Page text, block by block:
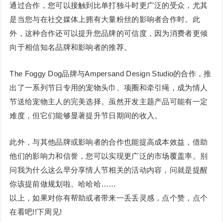
通过合作，您可以接触到比单打独斗时更广泛的受众，尤其
是当您与在社交媒体上拥有大量粉丝的影响者合作时。此
外，这种合作还可以提升您品牌的可信度，因为消费者更倾
向于相信知名品牌和影响者的推荐。
The Foggy Dog品牌与Ampersand Design Studio的合作，推
出了一系列节日专用的宠物头巾、项圈和牵引绳，成为情人
节送给宠物主人的完美选择。虽然开发主题产品可能有一定
难度，但它们能够显著提升节日期间的收入。
此外，与其他品牌或影响者的合作也能提高成本效益，借助
他们的影响力和信誉，您可以实现更广泛的市场覆盖率。别
问我为什么这么早分享情人节相关的活动内容，问就是提醒
你该提前做规划啦。哈哈哈……
以上，如果对你有帮助或者带来一丢丢灵感，点个赞，点个
在看吧!!下周见!